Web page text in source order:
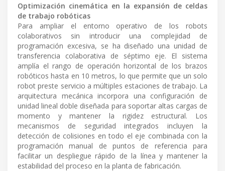
Optimización cinemática en la expansión de celdas
de trabajo robóticas
Para ampliar el entorno operativo de los robots
colaborativos sin introducir una complejidad de
programación excesiva, se ha diseñado una unidad de
transferencia colaborativa de séptimo eje. El sistema
amplía el rango de operación horizontal de los brazos
robóticos hasta en 10 metros, lo que permite que un solo
robot preste servicio a múltiples estaciones de trabajo. La
arquitectura mecánica incorpora una configuración de
unidad lineal doble diseñada para soportar altas cargas de
momento y mantener la rigidez estructural. Los
mecanismos de seguridad integrados incluyen la
detección de colisiones en todo el eje combinada con la
programación manual de puntos de referencia para
facilitar un despliegue rápido de la línea y mantener la
estabilidad del proceso en la planta de fabricación.